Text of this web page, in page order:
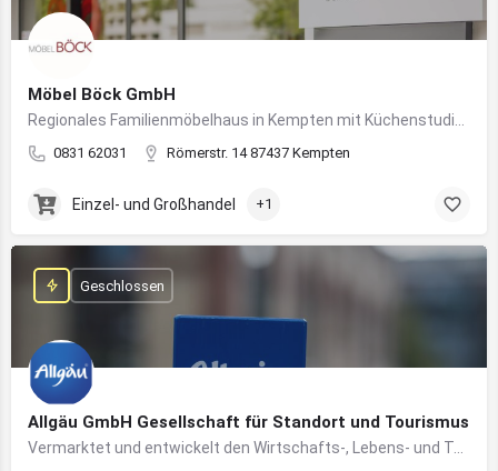
Möbel Böck GmbH
0831 62031 Römerstr. 14 87437 Kempten
Einzel- und Großhandel +1
Allgäu GmbH Gesellschaft für Standort und Tourismus
Geschlossen